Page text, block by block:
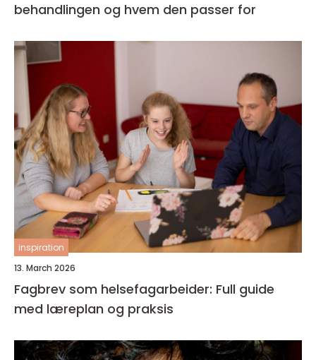
behandlingen og hvem den passer for
inspiration
13. March 2026
Fagbrev som helsefagarbeider: Full guide
med læreplan og praksis